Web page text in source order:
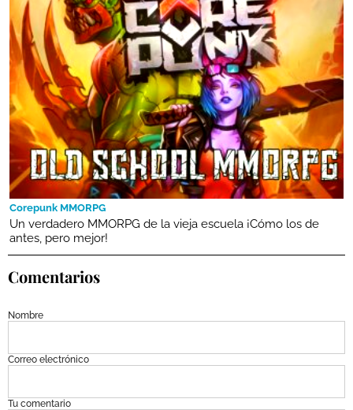
Corepunk MMORPG
Un verdadero MMORPG de la vieja escuela ¡Cómo los de
antes, pero mejor!
Comentarios
Nombre
Correo electrónico
Tu comentario